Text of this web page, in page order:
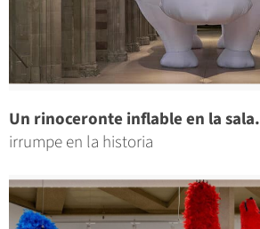
Un rinoceronte inflable en la sala.
irrumpe en la historia